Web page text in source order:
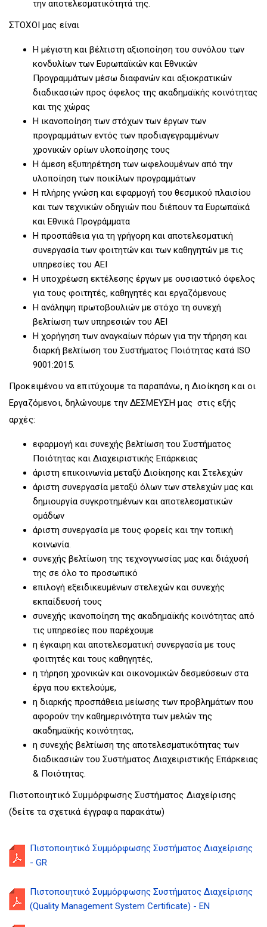
την αποτελεσματικότητά της.
ΣΤΟΧΟΙ μας είναι
Η μέγιστη και βέλτιστη αξιοποίηση του συνόλου των
κονδυλίων των Ευρωπαϊκών και Εθνικών
Προγραμμάτων μέσω διαφανών και αξιοκρατικών
διαδικασιών προς όφελος της ακαδημαϊκής κοινότητας
και της χώρας
Η ικανοποίηση των στόχων των έργων των
προγραμμάτων εντός των προδιαγεγραμμένων
χρονικών ορίων υλοποίησης τους
Η άμεση εξυπηρέτηση των ωφελουμένων από την
υλοποίηση των ποικίλων προγραμμάτων
Η πλήρης γνώση και εφαρμογή του θεσμικού πλαισίου
και των τεχνικών οδηγιών που διέπουν τα Ευρωπαϊκά
και Εθνικά Προγράμματα
Η προσπάθεια για τη γρήγορη και αποτελεσματική
συνεργασία των φοιτητών και των καθηγητών με τις
υπηρεσίες του ΑΕΙ
Η υποχρέωση εκτέλεσης έργων με ουσιαστικό όφελος
για τους φοιτητές, καθηγητές και εργαζόμενους
Η ανάληψη πρωτοβουλιών με στόχο τη συνεχή
βελτίωση των υπηρεσιών του ΑΕΙ
Η χορήγηση των αναγκαίων πόρων για την τήρηση και
διαρκή βελτίωση του Συστήματος Ποιότητας κατά ISO
9001:2015.
Προκειμένου να επιτύχουμε τα παραπάνω, η Διοίκηση και οι
Εργαζόμενοι, δηλώνουμε την ΔΕΣΜΕΥΣΗ μας στις εξής
αρχές:
εφαρμογή και συνεχής βελτίωση του Συστήματος
Ποιότητας και Διαχειριστικής Επάρκειας
άριστη επικοινωνία μεταξύ Διοίκησης και Στελεχών
άριστη συνεργασία μεταξύ όλων των στελεχών μας και
δημιουργία συγκροτημένων και αποτελεσματικών
ομάδων
άριστη συνεργασία με τους φορείς και την τοπική
κοινωνία.
συνεχής βελτίωση της τεχνογνωσίας μας και διάχυσή
της σε όλο το προσωπικό
επιλογή εξειδικευμένων στελεχών και συνεχής
εκπαίδευσή τους
συνεχής ικανοποίηση της ακαδημαϊκής κοινότητας από
τις υπηρεσίες που παρέχουμε
η έγκαιρη και αποτελεσματική συνεργασία με τους
φοιτητές και τους καθηγητές,
η τήρηση χρονικών και οικονομικών δεσμεύσεων στα
έργα που εκτελούμε,
η διαρκής προσπάθεια μείωσης των προβλημάτων που
αφορούν την καθημερινότητα των μελών της
ακαδημαϊκής κοινότητας,
η συνεχής βελτίωση της αποτελεσματικότητας των
διαδικασιών του Συστήματος Διαχειριστικής Επάρκειας
& Ποιότητας.
Πιστοποιητικό Συμμόρφωσης Συστήματος Διαχείρισης
(δείτε τα σχετικά έγγραφα παρακάτω)
Πιστοποιητικό Συμμόρφωσης Συστήματος Διαχείρισης
- GR
Πιστοποιητικό Συμμόρφωσης Συστήματος Διαχείρισης
(Quality Management System Certificate) - EN